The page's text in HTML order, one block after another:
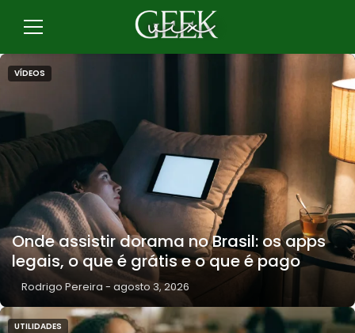
para
conteúdo
Menu
VÍDEOS
Onde assistir dorama no Brasil: os apps
legais, o que é grátis e o que é pago
Rodrigo Pereira - agosto 3, 2026
UTILIDADES